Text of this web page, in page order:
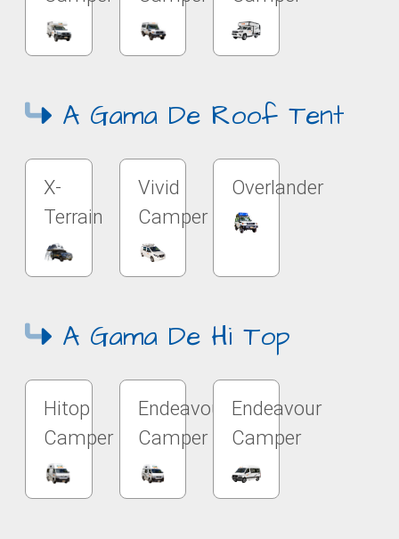
A Gama De Roof Tent
X-
Terrain
Vivid
Camper
Overlander
A Gama De Hi Top
Hitop
Camper
Endeavour
Camper
Endeavour
Camper